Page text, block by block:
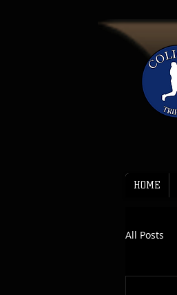
HOME
All Posts